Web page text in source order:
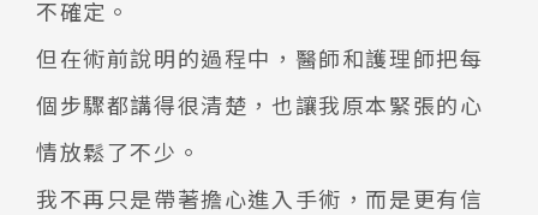
不確定。
但在術前說明的過程中，醫師和護理師把每
個步驟都講得很清楚，也讓我原本緊張的心
情放鬆了不少。
我不再只是帶著擔心進入手術，而是更有信